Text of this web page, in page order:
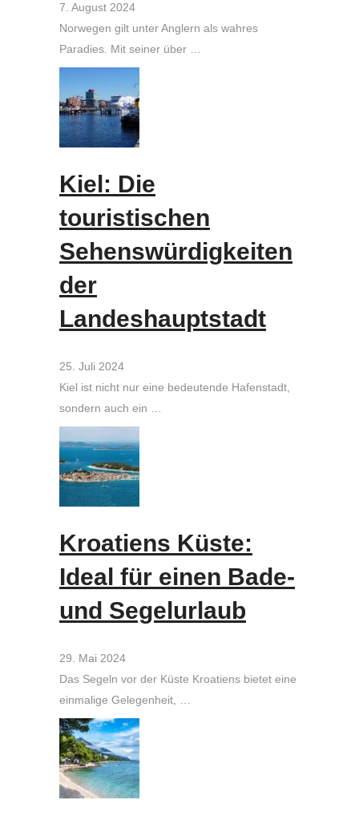
7. August 2024
Norwegen gilt unter Anglern als wahres
Paradies. Mit seiner über …
Kiel: Die
touristischen
Sehenswürdigkeiten
der
Landeshauptstadt
25. Juli 2024
Kiel ist nicht nur eine bedeutende Hafenstadt,
sondern auch ein …
Kroatiens Küste:
Ideal für einen Bade-
und Segelurlaub
29. Mai 2024
Das Segeln vor der Küste Kroatiens bietet eine
einmalige Gelegenheit, …